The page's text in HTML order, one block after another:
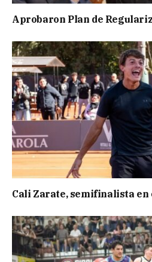
Aprobaron Plan de
Cali Zarate, semifinalista en